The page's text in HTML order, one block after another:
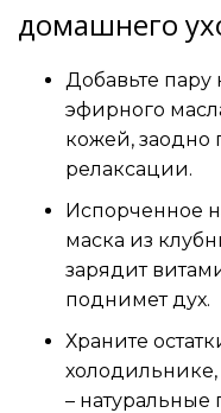
домашнего
Добавьте
эфирного
кожей, заодно
релаксации.
Испорченное
маска из
зарядит
поднимет дух.
Храните
– натуральные